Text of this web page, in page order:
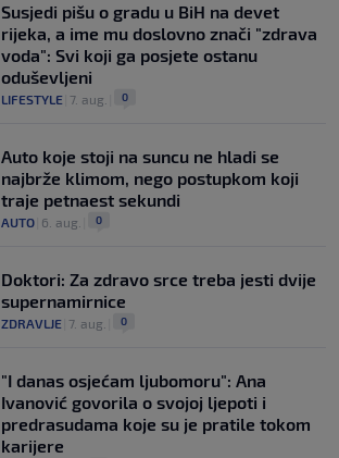
Susjedi pišu o gradu u BiH na devet
rijeka, a ime mu doslovno znači "zdrava
voda": Svi koji ga posjete ostanu
oduševljeni
LIFESTYLE 7. aug. 0
Auto koje stoji na suncu ne hladi se
najbrže klimom, nego postupkom koji
traje petnaest sekundi
AUTO 6. aug. 0
Doktori: Za zdravo srce treba jesti dvije
supernamirnice
ZDRAVLJE 7. aug. 0
"I danas osjećam ljubomoru": Ana
Ivanović govorila o svojoj ljepoti i
predrasudama koje su je pratile tokom
karijere